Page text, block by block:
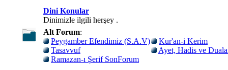
Dini Konular
Dinimizle ilgili herşey .
Alt Forum:
Peygamber Efendimiz (S.A.V)
Kur'an-i Kerim
Tasavvuf
Ayet, Hadis ve
Ramazan-ı Şerif SonForum